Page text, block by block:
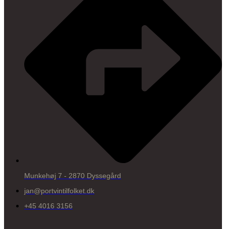
Munkehøj 7 - 2870 Dyssegård
jan@portvintilfolket.dk
+45 4016 3156